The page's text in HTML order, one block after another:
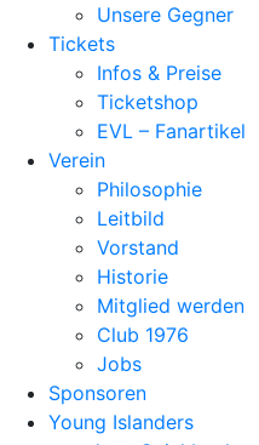
Unsere Gegner
Tickets
Infos & Preise
Ticketshop
EVL – Fanartikel
Verein
Philosophie
Leitbild
Vorstand
Historie
Mitglied werden
Club 1976
Jobs
Sponsoren
Young Islanders